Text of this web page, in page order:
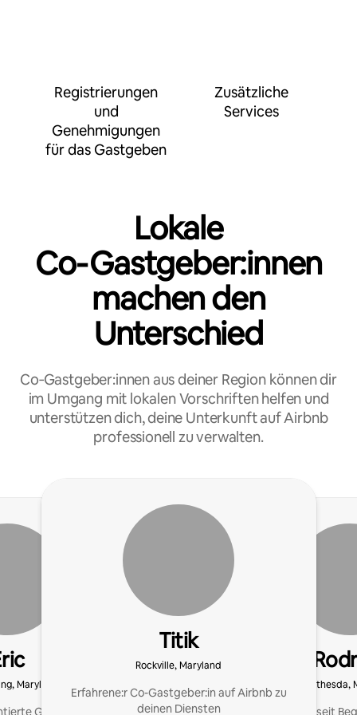
Registrierungen
und
Genehmigungen
für das Gastgeben
Zusätzliche
Services
Lokale
Co‑Gastgeber:innen
machen den
Unterschied
Co‑Gastgeber:innen aus deiner Region können dir
im Umgang mit lokalen Vorschriften helfen und
unterstützen dich, deine Unterkunft auf Airbnb
professionell zu verwalten.
Maryland
Gastgeberin und
Titik
Rockville, Maryland
Erfahrene:r Co-Gastgeber:in auf Airbnb zu
deinen Diensten
Bethesda,
Als Superhost seit